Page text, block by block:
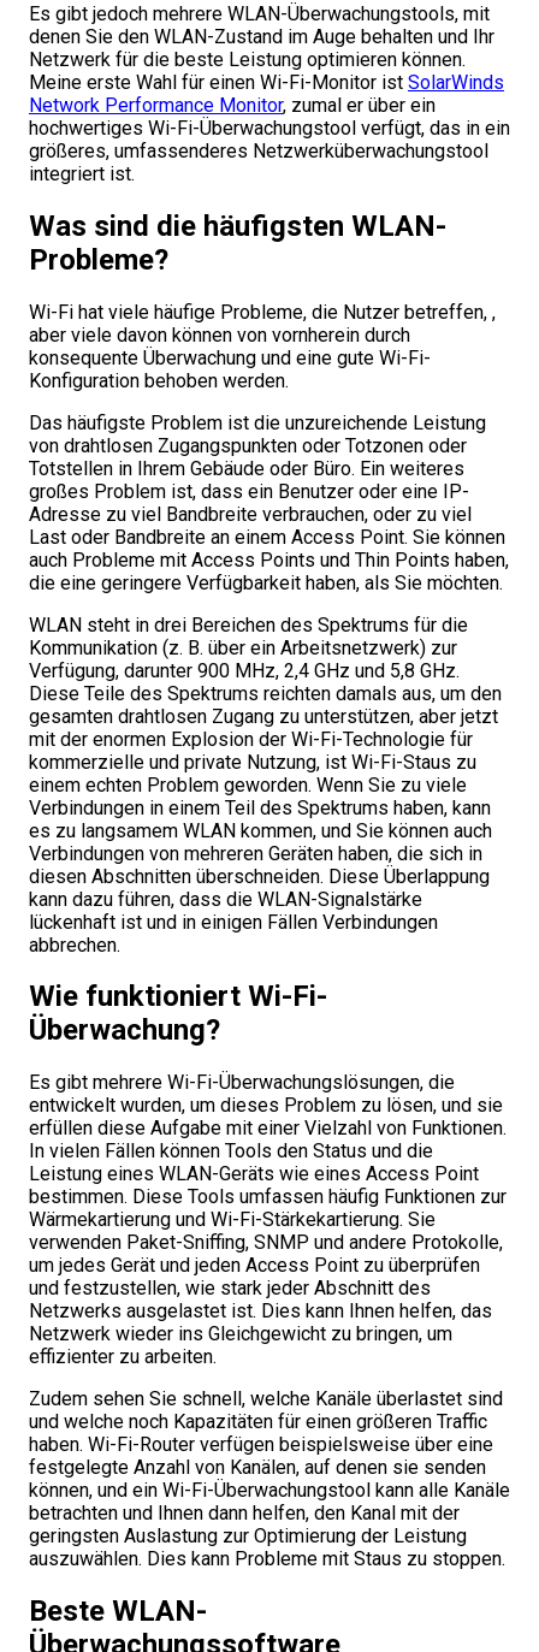
Es gibt jedoch mehrere WLAN-Überwachungstools, mit
denen Sie den WLAN-Zustand im Auge behalten und Ihr
Netzwerk für die beste Leistung optimieren können.
Meine erste Wahl für einen Wi-Fi-Monitor ist SolarWinds
Network Performance Monitor, zumal er über ein
hochwertiges Wi-Fi-Überwachungstool verfügt, das in ein
größeres, umfassenderes Netzwerküberwachungstool
integriert ist.
Was sind die häufigsten WLAN-
Probleme?
Wi-Fi hat viele häufige Probleme, die Nutzer betreffen, ,
aber viele davon können von vornherein durch
konsequente Überwachung und eine gute Wi-Fi-
Konfiguration behoben werden.
Das häufigste Problem ist die unzureichende Leistung
von drahtlosen Zugangspunkten oder Totzonen oder
Totstellen in Ihrem Gebäude oder Büro. Ein weiteres
großes Problem ist, dass ein Benutzer oder eine IP-
Adresse zu viel Bandbreite verbrauchen, oder zu viel
Last oder Bandbreite an einem Access Point. Sie können
auch Probleme mit Access Points und Thin Points haben,
die eine geringere Verfügbarkeit haben, als Sie möchten.
WLAN steht in drei Bereichen des Spektrums für die
Kommunikation (z. B. über ein Arbeitsnetzwerk) zur
Verfügung, darunter 900 MHz, 2,4 GHz und 5,8 GHz.
Diese Teile des Spektrums reichten damals aus, um den
gesamten drahtlosen Zugang zu unterstützen, aber jetzt
mit der enormen Explosion der Wi-Fi-Technologie für
kommerzielle und private Nutzung, ist Wi-Fi-Staus zu
einem echten Problem geworden. Wenn Sie zu viele
Verbindungen in einem Teil des Spektrums haben, kann
es zu langsamem WLAN kommen, und Sie können auch
Verbindungen von mehreren Geräten haben, die sich in
diesen Abschnitten überschneiden. Diese Überlappung
kann dazu führen, dass die WLAN-Signalstärke
lückenhaft ist und in einigen Fällen Verbindungen
abbrechen.
Wie funktioniert Wi-Fi-
Überwachung?
Es gibt mehrere Wi-Fi-Überwachungslösungen, die
entwickelt wurden, um dieses Problem zu lösen, und sie
erfüllen diese Aufgabe mit einer Vielzahl von Funktionen.
In vielen Fällen können Tools den Status und die
Leistung eines WLAN-Geräts wie eines Access Point
bestimmen. Diese Tools umfassen häufig Funktionen zur
Wärmekartierung und Wi-Fi-Stärkekartierung. Sie
verwenden Paket-Sniffing, SNMP und andere Protokolle,
um jedes Gerät und jeden Access Point zu überprüfen
und festzustellen, wie stark jeder Abschnitt des
Netzwerks ausgelastet ist. Dies kann Ihnen helfen, das
Netzwerk wieder ins Gleichgewicht zu bringen, um
effizienter zu arbeiten.
Zudem sehen Sie schnell, welche Kanäle überlastet sind
und welche noch Kapazitäten für einen größeren Traffic
haben. Wi-Fi-Router verfügen beispielsweise über eine
festgelegte Anzahl von Kanälen, auf denen sie senden
können, und ein Wi-Fi-Überwachungstool kann alle Kanäle
betrachten und Ihnen dann helfen, den Kanal mit der
geringsten Auslastung zur Optimierung der Leistung
auszuwählen. Dies kann Probleme mit Staus zu stoppen.
Beste WLAN-
Überwachungssoftware